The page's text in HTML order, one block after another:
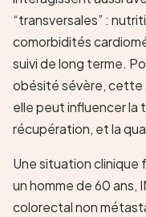
“transversales” :
comorbidités
suivi de long terme.
obésité sévère, cette
elle peut influencer la
récupération, et la
Une situation
un homme de 60 ans,
colorectal non